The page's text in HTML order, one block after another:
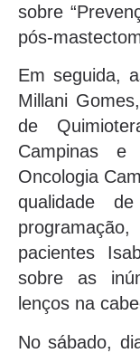
sobre
pós-
Em seguida,
Millani
de
Campinas
Oncologia
qualidade
pacientes
sobre as
lenços na
No sábado,